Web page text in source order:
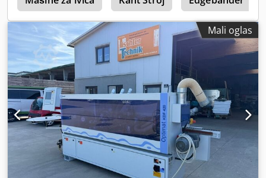
Mali oglas